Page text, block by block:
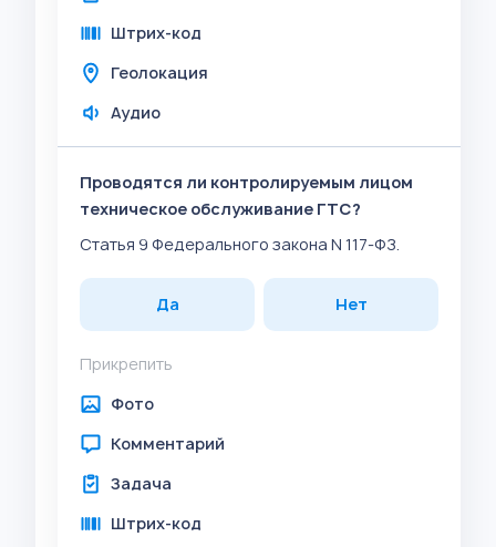
Штрих-код
Геолокация
Аудио
Проводятся ли контролируемым лицом
техническое обслуживание ГТС?
Статья 9 Федерального закона N 117-ФЗ.
Да Нет
Прикрепить
Фото
Комментарий
Задача
Штрих-код